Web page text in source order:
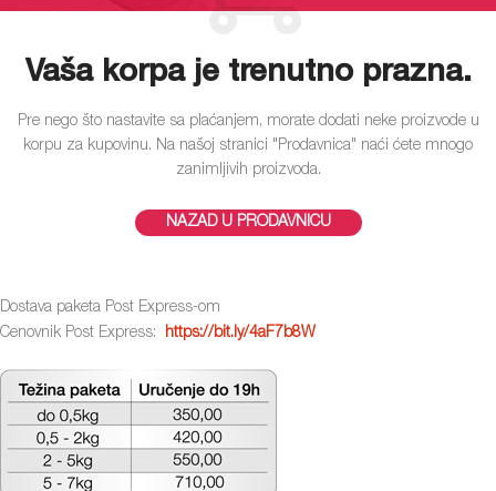
Vaša korpa je trenutno prazna.
Pre nego što nastavite sa plaćanjem, morate dodati neke proizvode u
korpu za kupovinu. Na našoj stranici "Prodavnica" naći ćete mnogo
zanimljivih proizvoda.
NAZAD U PRODAVNICU
Dostava paketa Post Express-om
Cenovnik Post Express:
https://bit.ly/4aF7b8W